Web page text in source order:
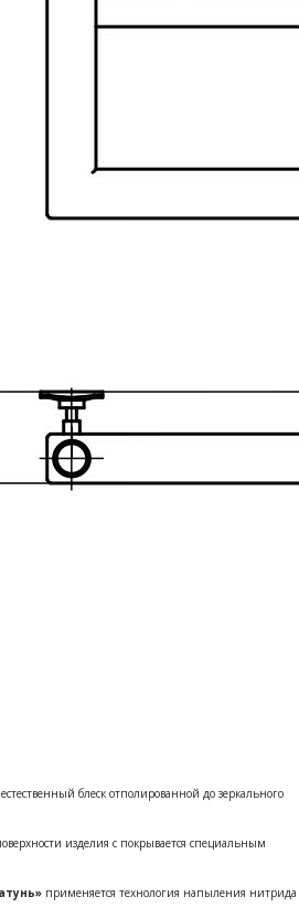
блеск отполированной до зеркального
изделия с покрывается специальным
применяется технология напыления нитрида